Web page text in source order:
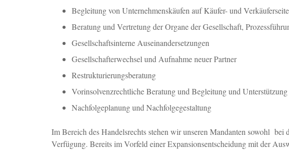
Begleitung von Unternehmenskäufen auf Käufer- und Verkäuferseite
Beratung und Vertretung der Organe der Gesellschaft,
Gesellschaftsinterne Auseinandersetzungen
Gesellschafterwechsel und Aufnahme neuer Partner
Restrukturierungsberatung
Vorinsolvenzrechtliche Beratung und Begleitung und
Nachfolgeplanung und Nachfolgegestaltung
Im Bereich des Handelsrechts stehen wir unseren Mandanten sowohl
Verfügung. Bereits im Vorfeld einer Expansionsentscheidung mit der